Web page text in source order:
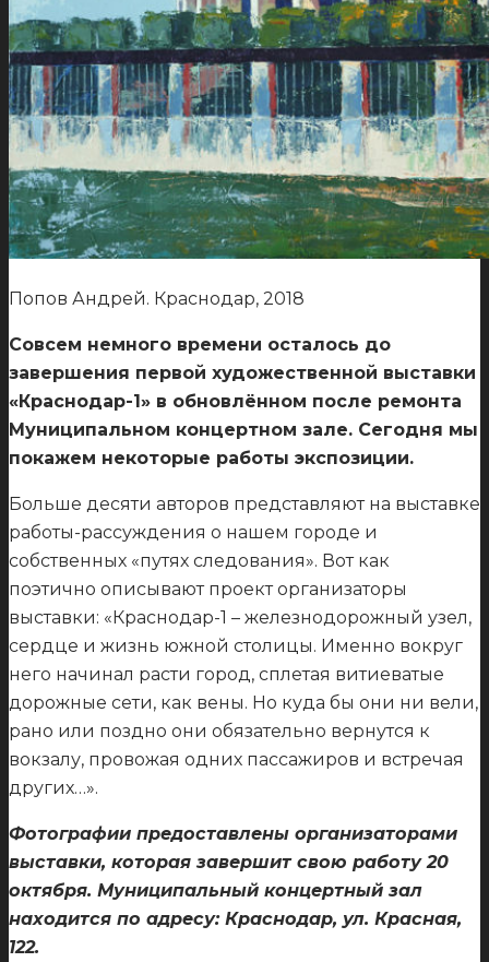
Попов Андрей. Краснодар, 2018
Совсем немного времени осталось до
завершения первой художественной выставки
«Краснодар-1» в обновлённом после ремонта
Муниципальном концертном зале. Сегодня мы
покажем некоторые работы экспозиции.
Больше десяти авторов представляют на выставке
работы-рассуждения о нашем городе и
собственных «путях следования». Вот как
поэтично описывают проект организаторы
выставки: «Краснодар-1 – железнодорожный узел,
сердце и жизнь южной столицы. Именно вокруг
него начинал расти город, сплетая витиеватые
дорожные сети, как вены. Но куда бы они ни вели,
рано или поздно они обязательно вернутся к
вокзалу, провожая одних пассажиров и встречая
других…».
Фотографии предоставлены организаторами
выставки, которая завершит свою работу 20
октября. Муниципальный концертный зал
находится по адресу: Краснодар, ул. Красная,
122.